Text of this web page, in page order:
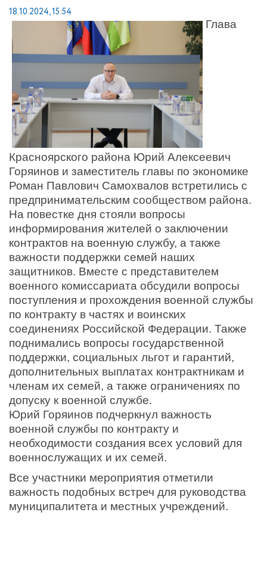
18.10.2024, 15:54
Глава
Красноярского района Юрий Алексеевич
Горяинов и заместитель главы по экономике
Роман Павлович Самохвалов встретились с
предпринимательским сообществом района.
На повестке дня стояли вопросы
информирования жителей о заключении
контрактов на военную службу, а также
важности поддержки семей наших
защитников. Вместе с представителем
военного комиссариата обсудили вопросы
поступления и прохождения военной службы
по контракту в частях и воинских
соединениях Российской Федерации. Также
поднимались вопросы государственной
поддержки, социальных льгот и гарантий,
дополнительных выплатах контрактникам и
членам их семей, а также ограничениях по
допуску к военной службе.
Юрий Горяинов подчеркнул важность
военной службы по контракту и
необходимости создания всех условий для
военнослужащих и их семей.
Все участники мероприятия отметили
важность подобных встреч для руководства
муниципалитета и местных учреждений.